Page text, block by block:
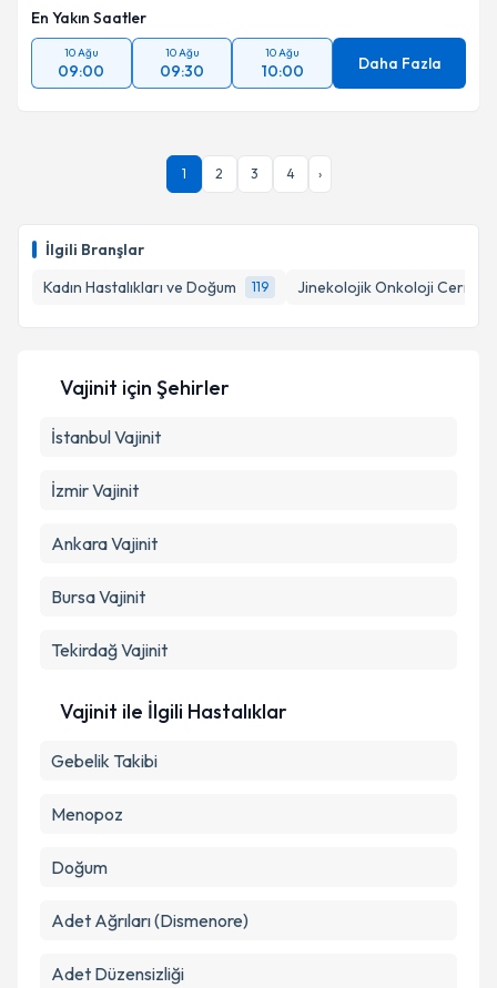
İlgili Branşlar
Kadın Hastalıkları ve Doğum
119 Jinekolojik Onkoloji
En Yakın Saatler
10 Ağu
09:00
10 Ağu
09:30
10 Ağu
10:00 Daha Fazla
1 2 3 4 ›
Vajinit için Şehirler
İstanbulVajinit
İzmirVajinit
AnkaraVajinit
BursaVajinit
TekirdağVajinit
Vajinit ile İlgili Hastalıklar
Gebelik Takibi
Menopoz
Doğum
Adet Ağrıları (Dismenore)
Adet Düzensizliği